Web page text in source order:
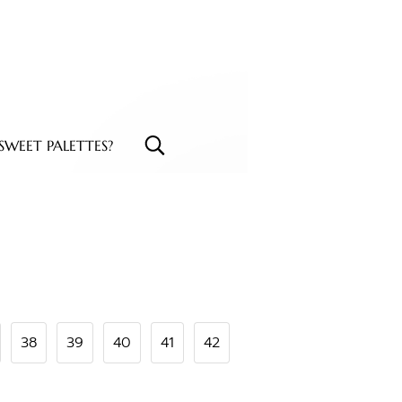
PALETTES?
38 39 40 41 42